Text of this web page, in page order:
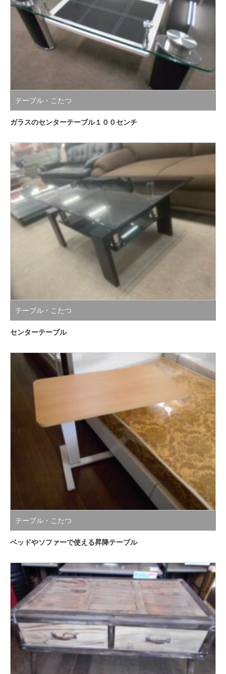
テーブル・こたつ
ガラスのセンターテーブル１００センチ
テーブル・こたつ
センターテーブル
テーブル・こたつ
ベッドやソファーで使える昇降テーブル